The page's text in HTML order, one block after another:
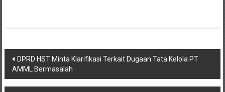
Navigasi
pos
DPRD HST Minta Klarifikasi Terkait Dugaan Tata Kelola PT
AMML Bermasalah